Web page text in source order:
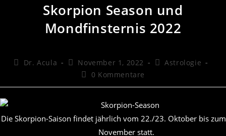
Skorpion Season und
Mondfinsternis 2022
Beitrags-
Dr. Acula
Beitrag
veröffentlicht:
November 1, 2022
Beitrags-
Astrologie
Beitrags-
0 Kommentare
Die Skorpion-Saison findet jährlich vom 22./23. Oktober bis
November statt.